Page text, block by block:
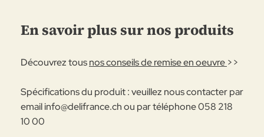
En savoir plus sur nos produits
Découvrez tousnos conseils de remise en oeuvre >>
Spécifications du produit : veuillez nous contacter par
emailinfo@delifrance.chou par téléphone 058 218
10 00